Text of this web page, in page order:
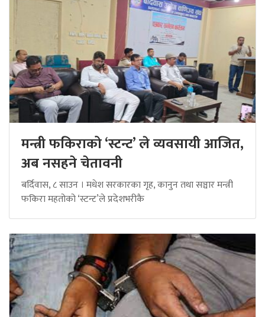
मन्त्री फकिराको ‘स्टन्ट’ ले व्यवसायी आजित,
अब नसहने चेतावनी
बर्दिवास, ८ साउन । मधेश सरकारका गृह, कानुन तथा सञ्चार मन्त्री
फकिरा महतोको ‘स्टन्ट’ले प्रदेशभरीकै